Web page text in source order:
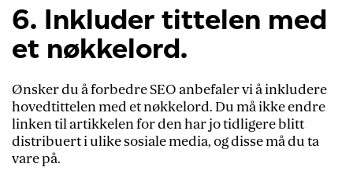
6. Inkluder tittelen med
et nøkkelord.
Ønsker du å forbedre SEO anbefaler vi å inkludere
hovedtittelen med et nøkkelord. Du må ikke endre
linken til artikkelen for den har jo tidligere blitt
distribuert i ulike sosiale media, og disse må du ta
vare på.